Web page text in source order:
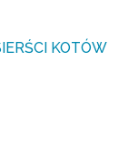
KOTÓW